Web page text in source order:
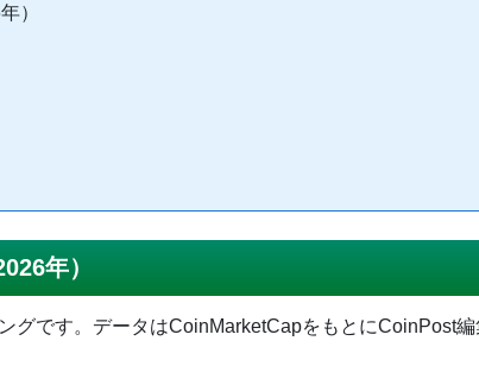
）
年）
グです。データはCoinMarketCapをもとにCoinPost